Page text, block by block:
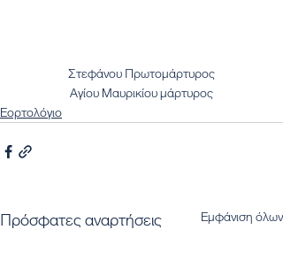
Στεφάνου Πρωτομάρτυρος
Αγίου Μαυρικίου μάρτυρος
Εορτολόγιο
Πρόσφατες αναρτήσεις Εμφάνιση όλων